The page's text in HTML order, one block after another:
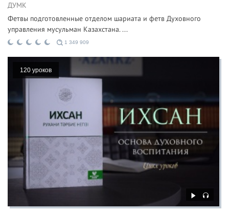
ДУМК
Фетвы подготовленные отделом шариата и фетв Духовного
управления мусульман Казахстана. ...
1 349 909
120 уроков